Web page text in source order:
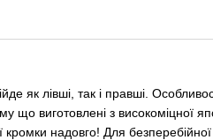
як лівші, так і правші.
що виготовлені з високоміцної
надовго! Для